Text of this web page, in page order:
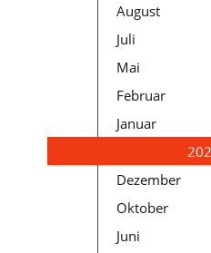
August
Juli
Mai
Februar
Januar
Dezember
Oktober
Juni